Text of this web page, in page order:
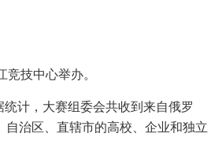
技中心举办。
计，大赛组委会共收到来自俄罗
治区、直辖市的高校、企业和独立